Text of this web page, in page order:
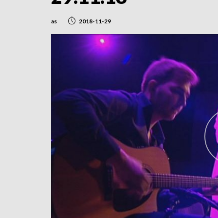
as 2018-11-29